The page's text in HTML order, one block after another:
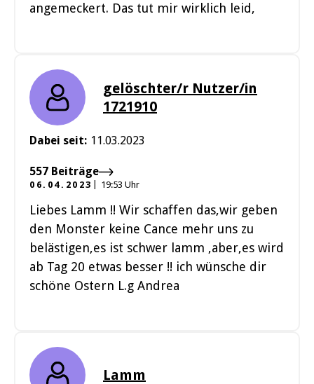
angemeckert. Das tut mir wirklich leid,
gelöschter/r Nutzer/in
1721910
Dabei seit: 11.03.2023
557 Beiträge
06.04.2023 19:53 Uhr
Liebes Lamm !! Wir schaffen das,wir geben
den Monster keine Cance mehr uns zu
belästigen,es ist schwer lamm ,aber,es wird
ab Tag 20 etwas besser !! ich wünsche dir
schöne Ostern L.g Andrea
Lamm